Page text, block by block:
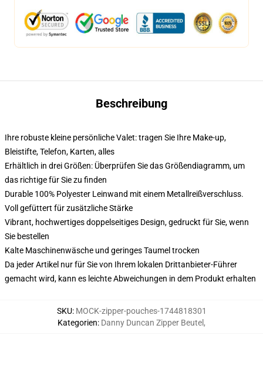
Beschreibung
Ihre robuste kleine persönliche Valet: tragen Sie Ihre Make-up,
Bleistifte, Telefon, Karten, alles
Erhältlich in drei Größen: Überprüfen Sie das Größendiagramm, um
das richtige für Sie zu finden
Durable 100% Polyester Leinwand mit einem Metallreißverschluss.
Voll gefüttert für zusätzliche Stärke
Vibrant, hochwertiges doppelseitiges Design, gedruckt für Sie, wenn
Sie bestellen
Kalte Maschinenwäsche und geringes Taumel trocken
Da jeder Artikel nur für Sie von Ihrem lokalen Drittanbieter-Führer
gemacht wird, kann es leichte Abweichungen in dem Produkt erhalten
SKU: MOCK-zipper-pouches-1744818301
Kategorien: Danny Duncan Zipper Beutel ,